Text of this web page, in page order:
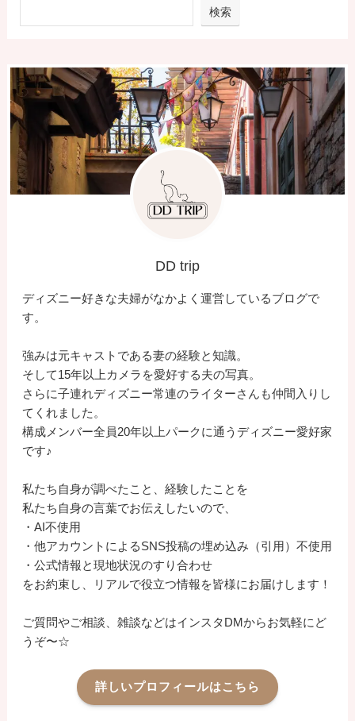
検索
DD trip
ディズニー好きな夫婦がなかよく運営しているブログで
す。
強みは元キャストである妻の経験と知識。
そして15年以上カメラを愛好する夫の写真。
さらに子連れディズニー常連のライターさんも仲間入りし
てくれました。
構成メンバー全員20年以上パークに通うディズニー愛好家
です♪
私たち自身が調べたこと、経験したことを
私たち自身の言葉でお伝えしたいので、
・AI不使用
・他アカウントによるSNS投稿の埋め込み（引用）不使用
・公式情報と現地状況のすり合わせ
をお約束し、リアルで役立つ情報を皆様にお届けします！
ご質問やご相談、雑談などはインスタDMからお気軽にど
うぞ〜☆
詳しいプロフィールはこちら